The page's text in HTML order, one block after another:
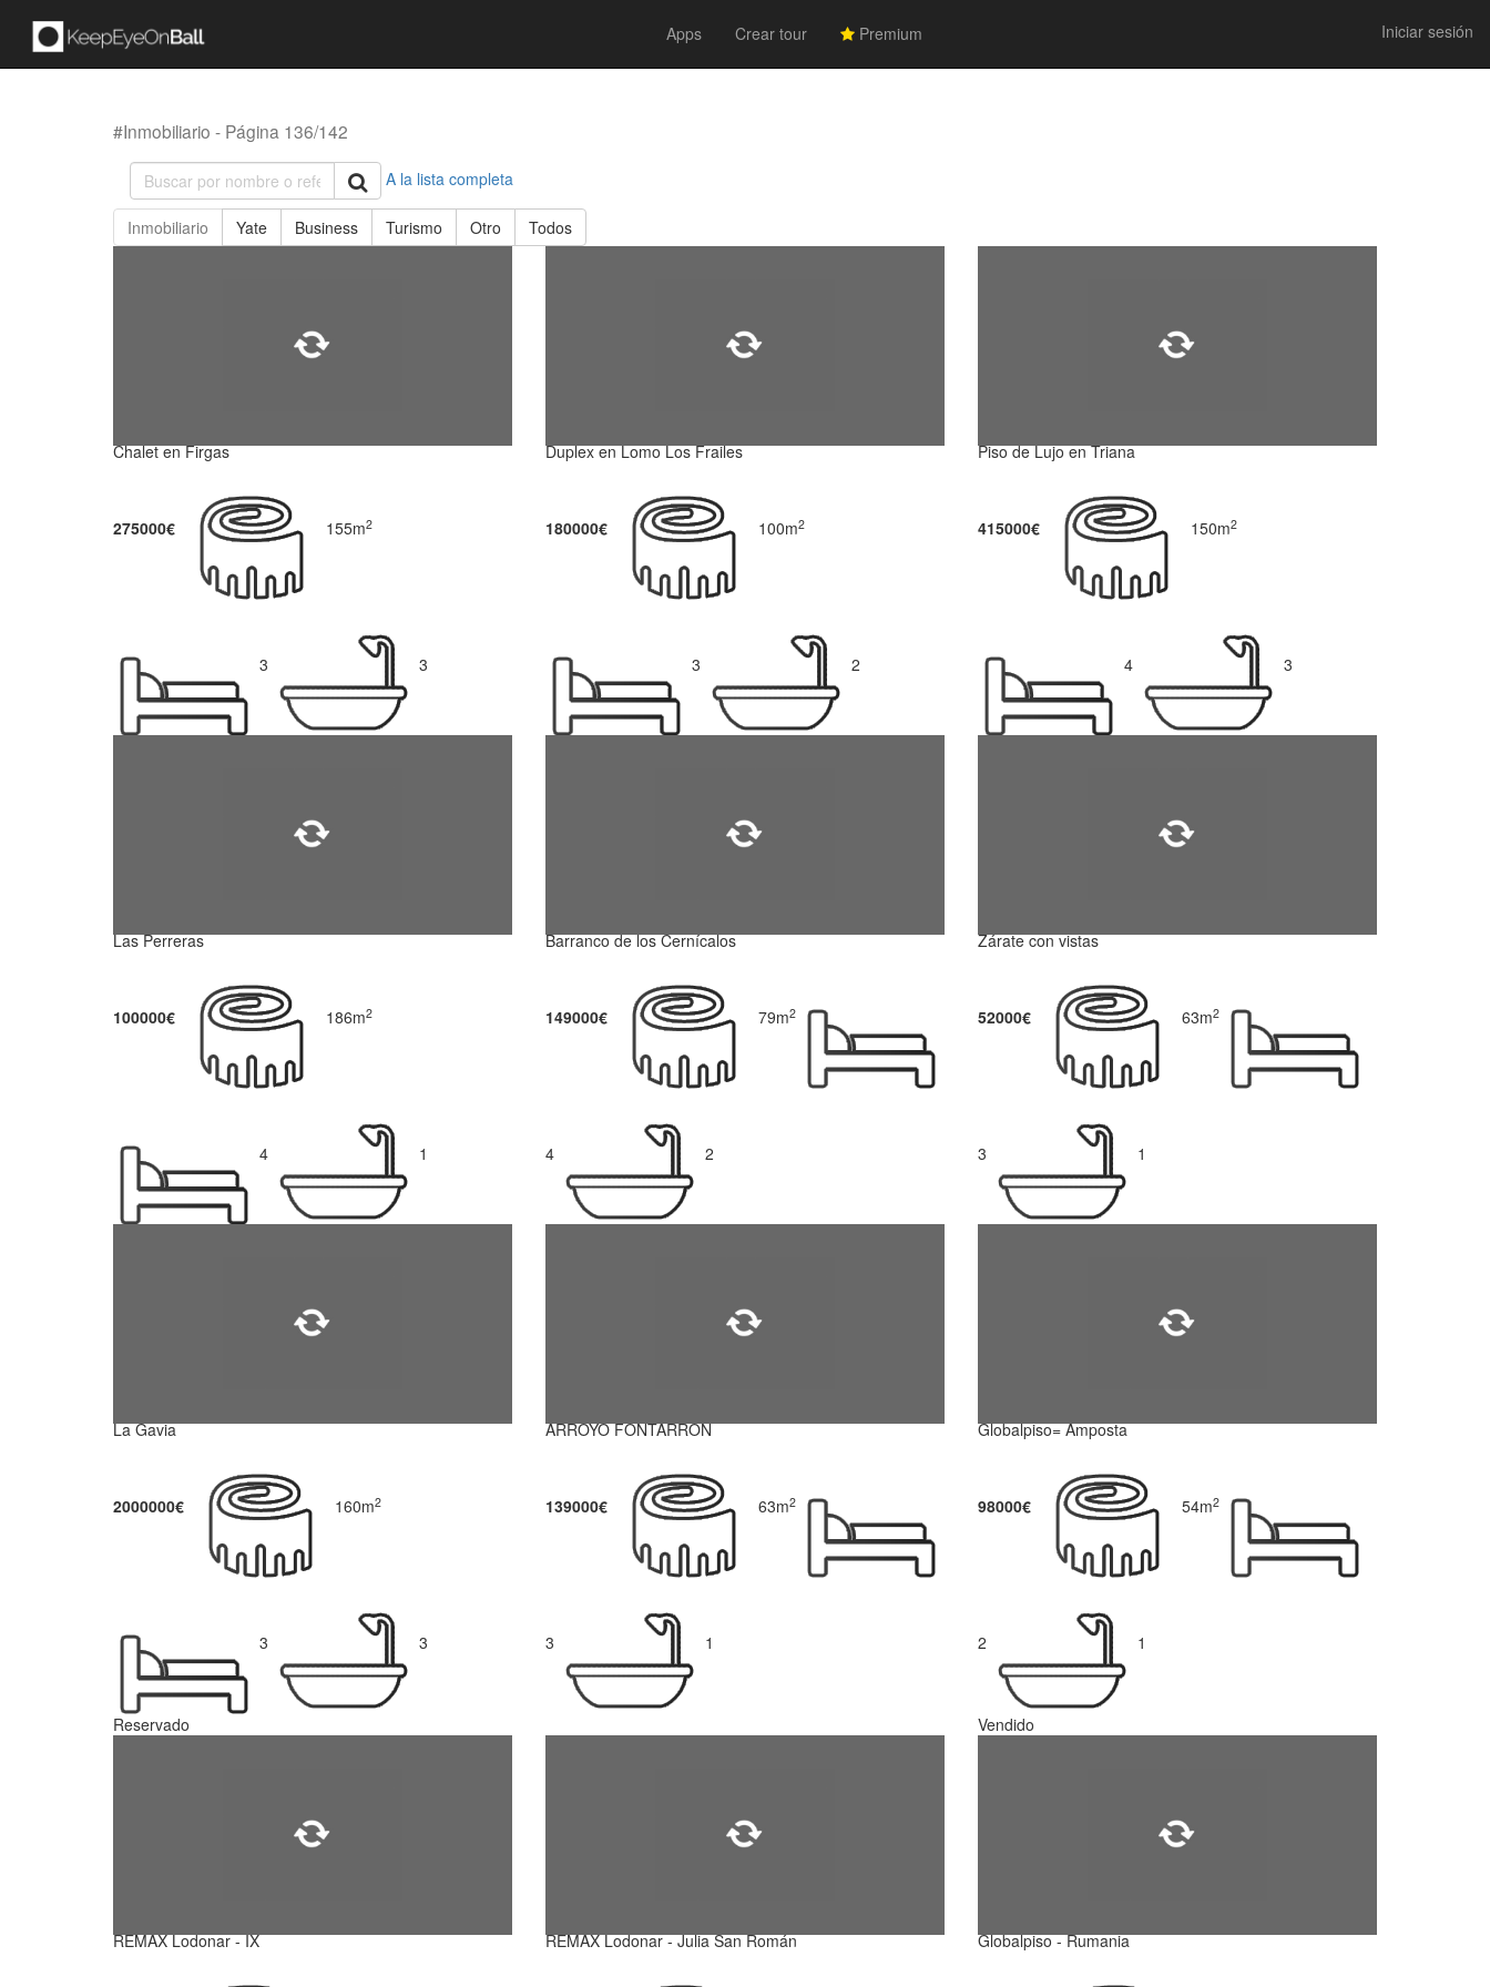
Apps Crear tour Premium Iniciar sesión
#Inmobiliario - Página 136/142
A la lista completa
Inmobiliario Yate Business Turismo Otro Todos
Chalet en Firgas
275000€ 155m2
3 3
Duplex en Lomo Los Frailes
180000€ 100m2
3 2
Piso de Lujo en Triana
415000€ 150m2
4 3
Las Perreras
100000€ 186m2
4 1
Barranco de los Cernícalos
149000€ 79m2
4 2
Zárate con vistas
52000€ 63m2
3 1
La Gavia
2000000€ 160m2
3 3
Reservado
ARROYO FONTARRON
139000€ 63m2
3 1
Globalpiso= Amposta
98000€ 54m2
2 1
Vendido
REMAX Lodonar - IX REMAX Lodonar - Julia San Román Globalpiso - Rumania